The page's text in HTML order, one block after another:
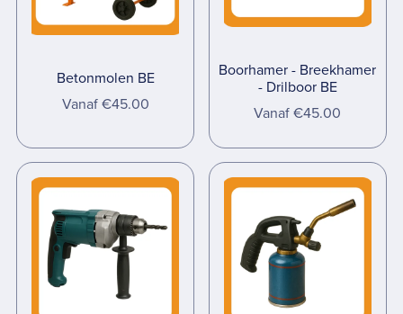
Betonmolen BE
Vanaf €45.00
Boorhamer - Breekhamer
- Drilboor BE
Vanaf €45.00